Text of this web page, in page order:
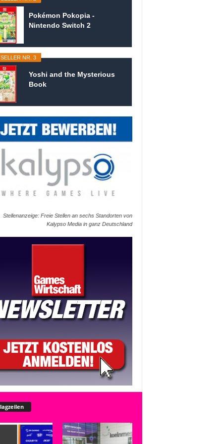
Pokémon Pokopia -
Nintendo Switch 2
NR. 3
Yoshi and the Mysterious
Book
Stellenanzeige: Freie Stellen an sechs Standorten von
Kalypso Media in ganz Deutschland